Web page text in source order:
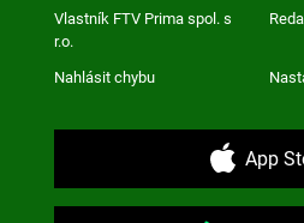
Vlastník FTV Prima spol. s
r.o.
Nahlásit chybu
App